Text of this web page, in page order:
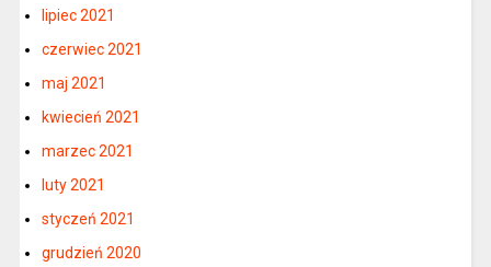
lipiec 2021
czerwiec 2021
maj 2021
kwiecień 2021
marzec 2021
luty 2021
styczeń 2021
grudzień 2020